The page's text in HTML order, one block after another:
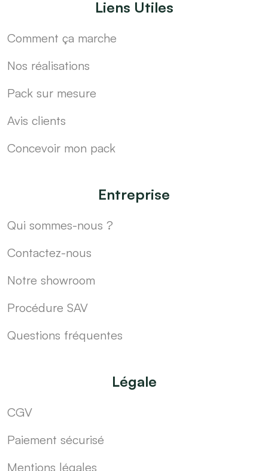
Liens Utiles
Comment ça marche
Nos réalisations
Pack sur mesure
Avis clients
Concevoir mon pack
Entreprise
Qui sommes-nous ?
Contactez-nous
Notre showroom
Procédure SAV
Questions fréquentes
Légale
CGV
Paiement sécurisé
Mentions légales